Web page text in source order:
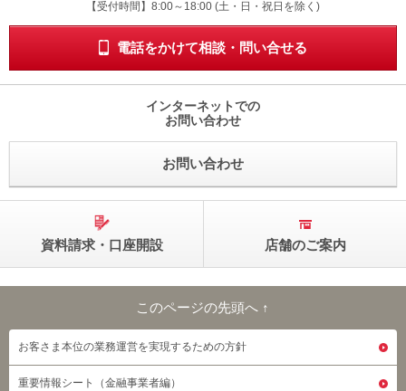
受付時間 8時から18時 ドニチシュクジツを除く
【受付時間】8:00～18:00 (土・日・祝日を除く)
電話をかけて相談・問い合せる
インターネットでの
お問い合わせ
お問い合わせ
資料請求・口座開設 店舗のご案内
このページの先頭へ ↑
お客さま本位の業務運営を実現するための方針
重要情報シート（金融事業者編）